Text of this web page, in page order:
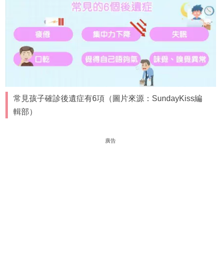
常見孩子確診後遺症有6項（圖片來源：SundayKiss編
輯部）
廣告